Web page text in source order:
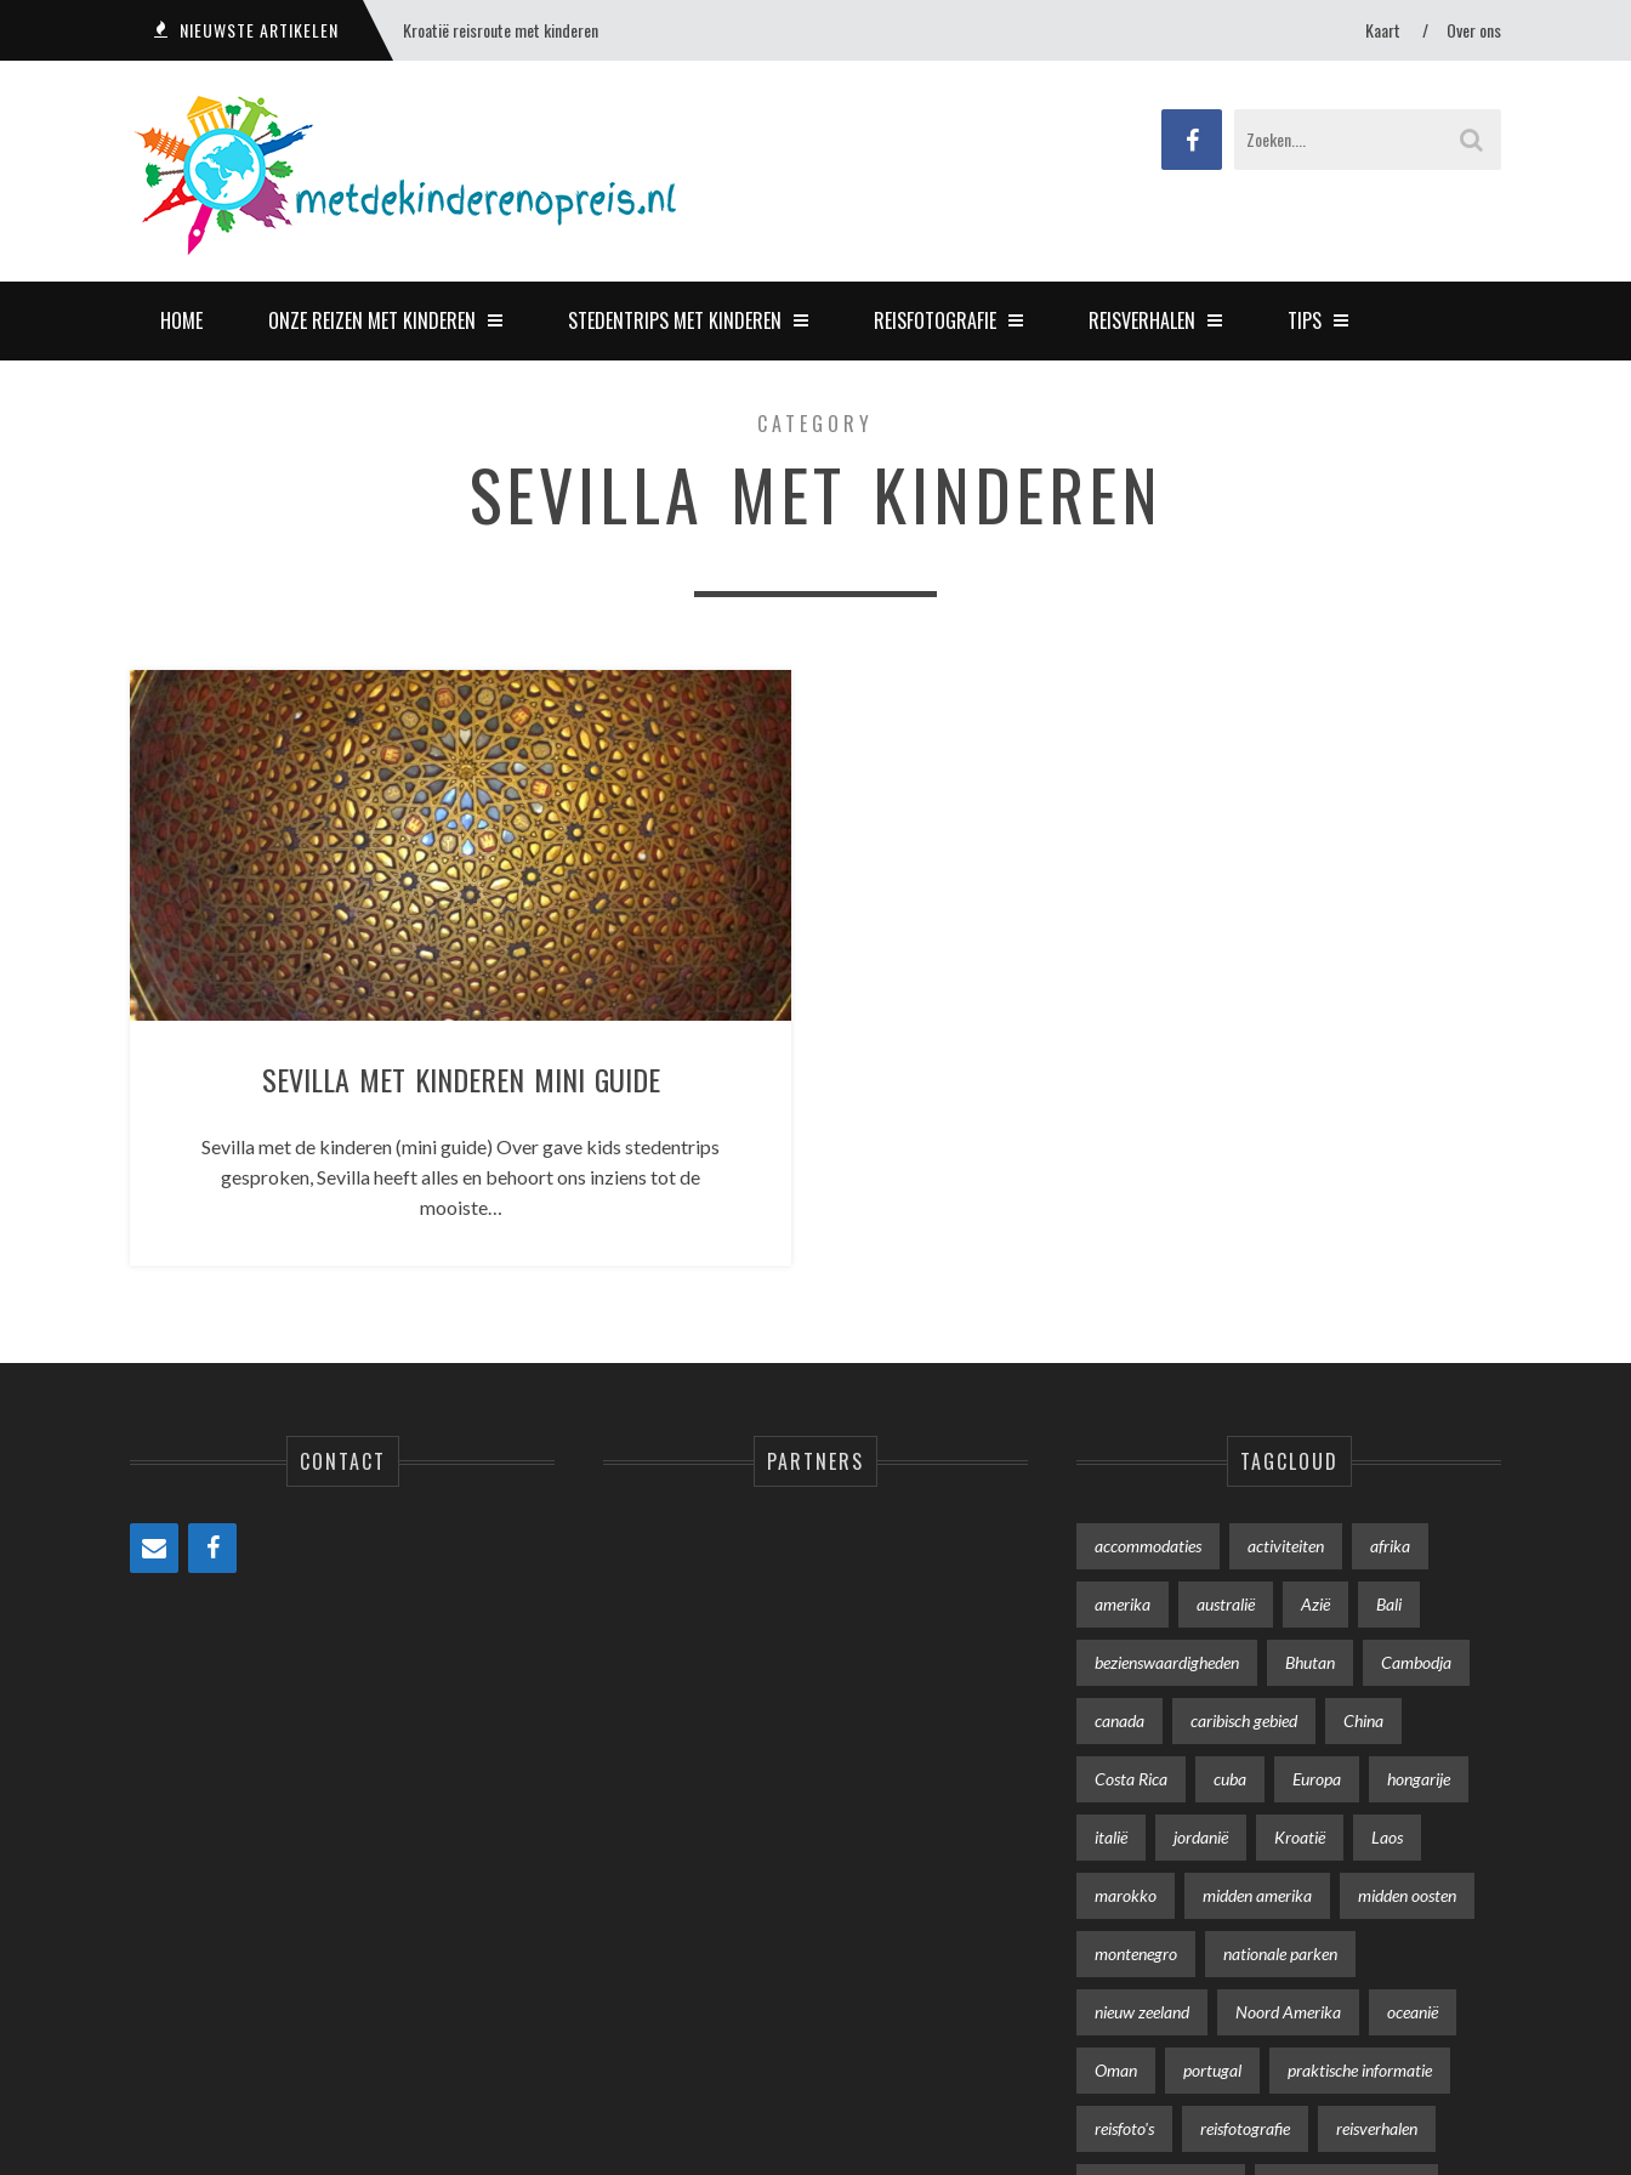
NIEUWSTE ARTIKELEN Kroatië reisroute met kinderen Kaart Over ons
HOME ONZE REIZEN MET KINDEREN STEDENTRIPS MET KINDEREN REISFOTOGRAFIE REISVERHALEN TIPS
CATEGORY
SEVILLA MET KINDEREN
SEVILLA MET KINDEREN MINI GUIDE
Sevilla met de kinderen (mini guide) Over gave kids stedentrips
gesproken, Sevilla heeft alles en behoort ons inziens tot de
mooiste…
CONTACT PARTNERS TAGCLOUD
accommodaties activiteiten afrika
amerika australië Azië Bali
bezienswaardigheden Bhutan Cambodja
canada caribisch gebied China
Costa Rica cuba Europa hongarije
italië jordanië Kroatië Laos
marokko midden amerika midden oosten
montenegro nationale parken
nieuw zeeland Noord Amerika oceanië
Oman portugal praktische informatie
reisfoto's reisfotografie reisverhalen